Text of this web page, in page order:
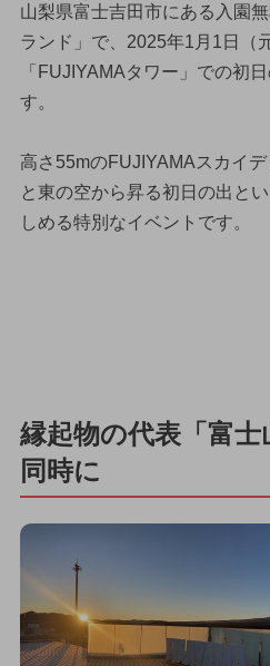
山梨県富士吉田市にある入園
ランド」で、2025年1月1日（
「FUJIYAMAタワー」での初
す。
高さ55mのFUJIYAMAスカイ
と東の空から昇る初日の出と
しめる特別なイベントです。
縁起物の代表「富
同時に